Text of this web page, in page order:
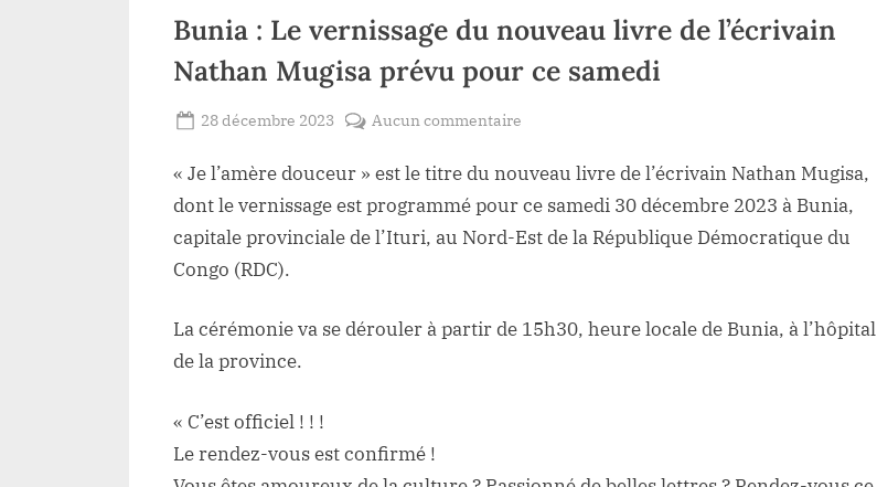
Bunia : Le vernissage du nouveau livre de l’écrivain
Nathan Mugisa prévu pour ce samedi
Posted
28 décembre 2023
Lacloche
Aucun commentaire
:
Le
vernissage
de
pour
« Je l’amère douceur » est le titre du nouveau livre de l’écrivain Nathan Mugisa,
dont le vernissage est programmé pour ce samedi 30 décembre 2023 à Bunia,
capitale provinciale de l’Ituri, au Nord-Est de la République Démocratique du
Congo (RDC).
La cérémonie va se dérouler à partir de 15h30, heure locale de Bunia, à l’hôpital
de la province.
« C’est officiel ! ! !
Le rendez-vous est confirmé !